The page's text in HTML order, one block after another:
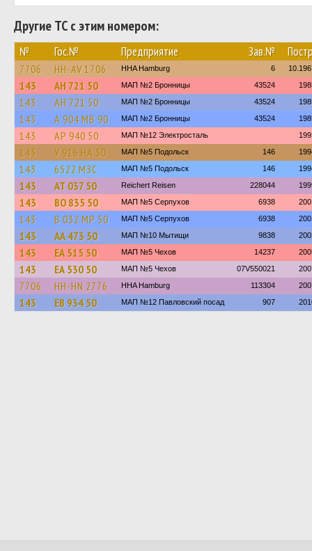
Другие ТС с этим номером:
№ Гос.№ Предприятие Зав.№
7706 HH-AV 1706 HHA Hamburg 6
143 АН 721 50 МАП №2 Бронницы 43524
143 АН 721 50 МАП №2 Бронницы 43524
143 А 904 МВ 90 МАП №2 Бронницы 43524
143 АР 940 50 МАП №12 Электросталь
143 У 916 НА 50 МАП №5 Подольск 146
143 6522 МЗС МАП №5 Подольск 146
143 АТ 037 50 Reichert Reisen 228044
143 ВО 835 50 МАП №5 Серпухов 6938
143 В 032 МР 50 МАП №5 Серпухов 6938
143 АА 473 50 МАП №10 Мытищи 9838
143 ЕА 515 50 МАП №5 Чехов 14237
143 ЕА 530 50 МАП №5 Чехов 07V550021
7706 HH-HN 2776 HHA Hamburg 113304
143 ЕВ 934 50 МАП №12 Павловский посад 907